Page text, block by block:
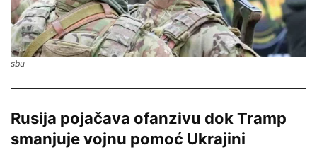
sbu
Rusija pojačava ofanzivu dok Tramp
smanjuje vojnu pomoć Ukrajini